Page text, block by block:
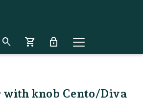
search shopping_cart lock
with knob Cento/Diva